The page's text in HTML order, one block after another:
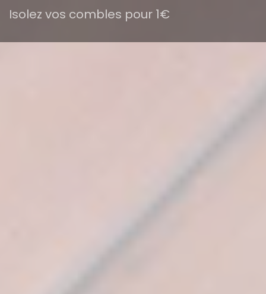
Isolez vos combles pour 1€